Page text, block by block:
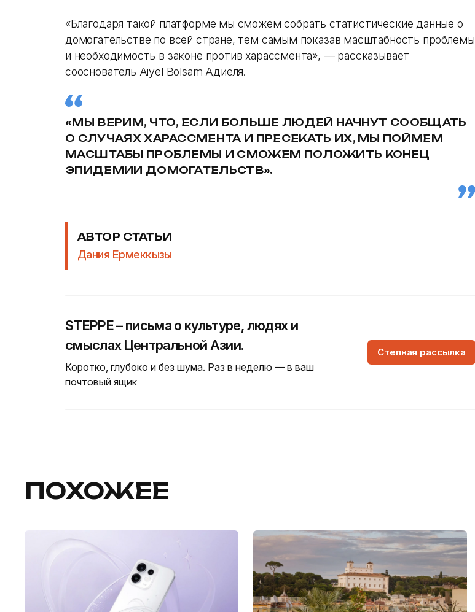
«Благодаря такой платформе мы сможем собрать статистические данные о
домогательстве по всей стране, тем самым показав масштабность проблемы
и необходимость в законе против харассмента», — рассказывает
сооснователь Aiyel Bolsam Адиеля.
«МЫ ВЕРИМ, ЧТО, ЕСЛИ БОЛЬШЕ ЛЮДЕЙ НАЧНУТ СООБЩАТЬ
О СЛУЧАЯХ ХАРАССМЕНТА И ПРЕСЕКАТЬ ИХ, МЫ ПОЙМЕМ
МАСШТАБЫ ПРОБЛЕМЫ И СМОЖЕМ ПОЛОЖИТЬ КОНЕЦ
ЭПИДЕМИИ ДОМОГАТЕЛЬСТВ».
АВТОР СТАТЬИ
Дания Ермеккызы
STEPPE – письма о культуре, людях и
смыслах Центральной Азии.
Коротко, глубоко и без шума. Раз в неделю — в ваш
почтовый ящик
Степная рассылка
ПОХОЖЕЕ